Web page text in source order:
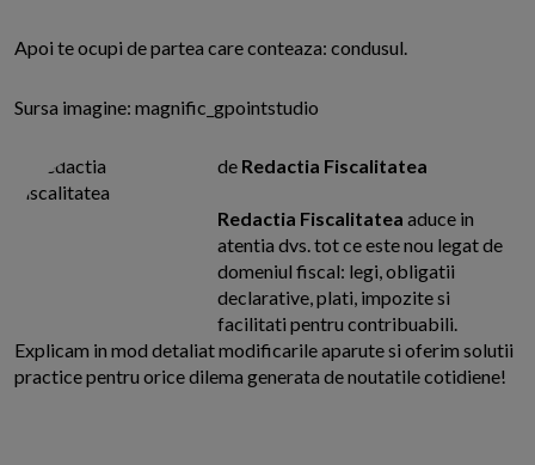
Apoi te ocupi de partea care conteaza: condusul.
Sursa imagine: magnific_gpointstudio
de Redactia Fiscalitatea
Redactia Fiscalitatea aduce in
atentia dvs. tot ce este nou legat de
domeniul fiscal: legi, obligatii
declarative, plati, impozite si
facilitati pentru contribuabili.
Explicam in mod detaliat modificarile aparute si oferim solutii
practice pentru orice dilema generata de noutatile cotidiene!